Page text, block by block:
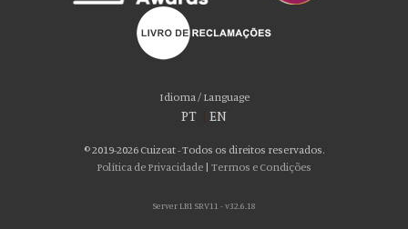
Idioma / Language
PT EN
© 2019-2026 Cuizeat - Todos os direitos reservados.
Política de Privacidade | Termos e Condições
Server LB1 SRV11 - v32.6.18
Por favor aceite as nossas deliciosas
Usamos cookies para personalizar conteúdo e anúncios, fornecer recursos
de mídia social e analisar nosso tráfego. Também compartilhamos
social, publicidade e análise, que podem combiná-lo com outras informações
que você forneceu a eles ou que coletaram do uso de seus serviços. Você